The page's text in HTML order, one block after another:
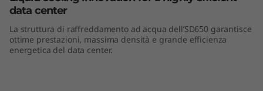
data center
La struttura di raffreddamento ad acqua dell’SD650 garantisce
ottime prestazioni, massima densità e grande efficienza
energetica del data center.